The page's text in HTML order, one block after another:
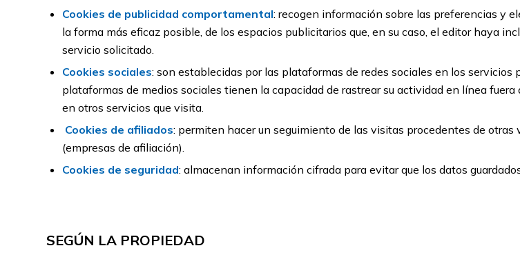
Cookies de publicidad comportamental: recogen información sobre las preferencias y
la forma más eficaz posible, de los espacios publicitarios que, en su caso, el editor haya
servicio solicitado.
Cookies sociales: son establecidas por las plataformas de redes sociales en los
plataformas de medios sociales tienen la capacidad de rastrear su actividad en línea
en otros servicios que visita.
Cookies de afiliados: permiten hacer un seguimiento de las visitas procedentes de
(empresas de afiliación).
Cookies de seguridad: almacenan información cifrada para evitar que los datos
SEGÚN LA PROPIEDAD